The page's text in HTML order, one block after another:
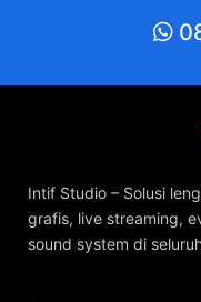
Intif Studio – Solusi
grafis, live streaming,
sound system di